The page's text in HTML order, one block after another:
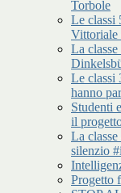
Torbole
Le classi
Vittoriale
La
Le classi
hanno
Studenti
il
La
silenzio
Progetto